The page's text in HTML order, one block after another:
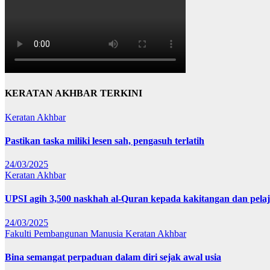
KERATAN AKHBAR TERKINI
Keratan Akhbar
Pastikan taska miliki lesen sah, pengasuh terlatih
24/03/2025
Keratan Akhbar
UPSI agih 3,500 naskhah al-Quran kepada kakitangan dan
24/03/2025
Fakulti Pembangunan Manusia Keratan Akhbar
Bina semangat perpaduan dalam diri sejak awal usia